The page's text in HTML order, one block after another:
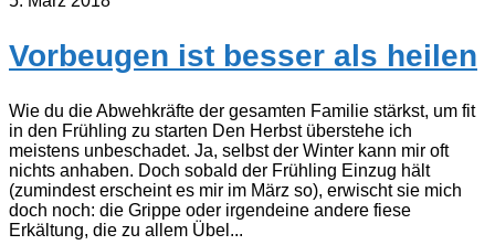
Vorbeugen ist besser als heilen
Wie du die Abwehkräfte der gesamten Familie stärkst, um fit
in den Frühling zu starten Den Herbst überstehe ich
meistens unbeschadet. Ja, selbst der Winter kann mir oft
nichts anhaben. Doch sobald der Frühling Einzug hält
(zumindest erscheint es mir im März so), erwischt sie mich
doch noch: die Grippe oder irgendeine andere fiese
Erkältung, die zu allem Übel...